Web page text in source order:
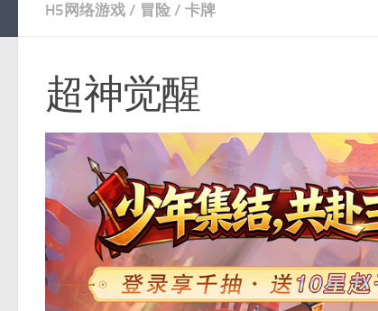
H5网络游戏 / 冒险 / 卡牌
超神觉醒